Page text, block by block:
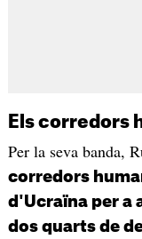
Els corredors
Per la seva banda,
corredors
d'Ucraïna per a
dos quarts de